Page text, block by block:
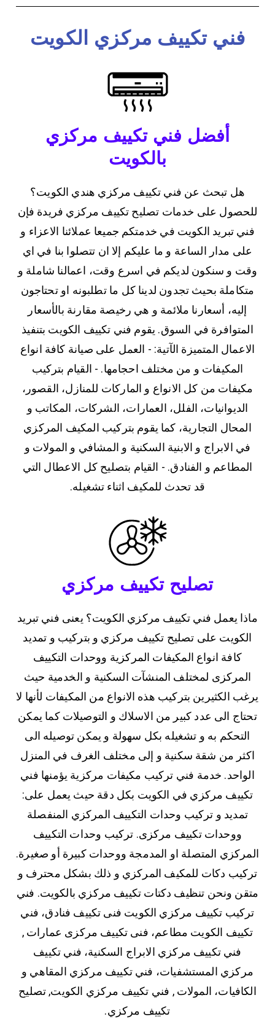
فني تكييف مركزي الكويت
أفضل فني تكييف مركزي
بالكويت
هل تبحث عن فني تكييف مركزي هندي الكويت؟
للحصول على خدمات تصليح تكييف مركزي فريدة فإن
فني تبريد الكويت في خدمتكم جميعا عملائنا الاعزاء و
على مدار الساعة و ما عليكم إلا ان تتصلوا بنا في اي
وقت و سنكون لديكم في اسرع وقت، اعمالنا شاملة و
متكاملة بحيث تجدون لدينا كل ما تطلبونه او تحتاجون
إليه، أسعارنا ملائمة و هي رخيصة مقارنة بالأسعار
المتوافرة في السوق. يقوم فني تكييف الكويت بتنفيذ
الاعمال المتميزة الآتية: - العمل على صيانة كافة انواع
المكيفات و من مختلف احجامها. - القيام بتركيب
مكيفات من كل الانواع و الماركات للمنازل، القصور،
الديوانيات، الفلل، العمارات، الشركات، المكاتب و
المحال التجارية، كما يقوم بتركيب المكيف المركزي
في الابراج و الابنية السكنية و المشافي و المولات و
المطاعم و الفنادق. - القيام بتصليح كل الاعطال التي
قد تحدث للمكيف اثناء تشغيله.
تصليح تكييف مركزي
ماذا يعمل فني تكييف مركزي الكويت؟ يعنى فني تبريد
الكويت على تصليح تكييف مركزي و بتركيب و تمديد
كافة انواع المكيفات المركزية ووحدات التكييف
المركزى لمختلف المنشآت السكنية و الخدمية حيث
يرغب الكثيرين بتركيب هذه الانواع من المكيفات لأنها لا
تحتاج الى عدد كبير من الاسلاك و التوصيلات كما يمكن
التحكم به و تشغيله بكل سهولة و يمكن توصيله الى
اكثر من شقة سكنية و إلى مختلف الغرف في المنزل
الواحد. خدمة فني تركيب مكيفات مركزية يؤمنها فني
تكييف مركزي في الكويت بكل دقة حيث يعمل على:
تمديد و تركيب وحدات التكييف المركزي المنفصلة
ووحدات تكييف مركزى. تركيب وحدات التكييف
المركزي المتصلة او المدمجة ووحدات كبيرة أو صغيرة.
تركيب دكات للمكيف المركزي و ذلك بشكل محترف و
متقن ونحن تنظيف دكتات تكييف مركزي بالكويت. فني
تركيب تكييف مركزي الكويت فنى تكييف فنادق، فني
تكييف الكويت مطاعم، فنى تكييف مركزى عمارات ,
فني تكييف مركزي الابراج السكنية، فني تكييف
مركزي المستشفيات، فني تكييف مركزي المقاهي و
الكافيات، المولات , فني تكييف مركزي الكويت, تصليح
تكييف مركزي.